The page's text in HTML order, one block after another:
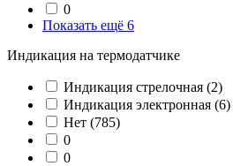
0
Показать ещё 6
Индикация на термодатчике
Индикация стрелочная (2)
Индикация электронная (6)
Нет (785)
0
0